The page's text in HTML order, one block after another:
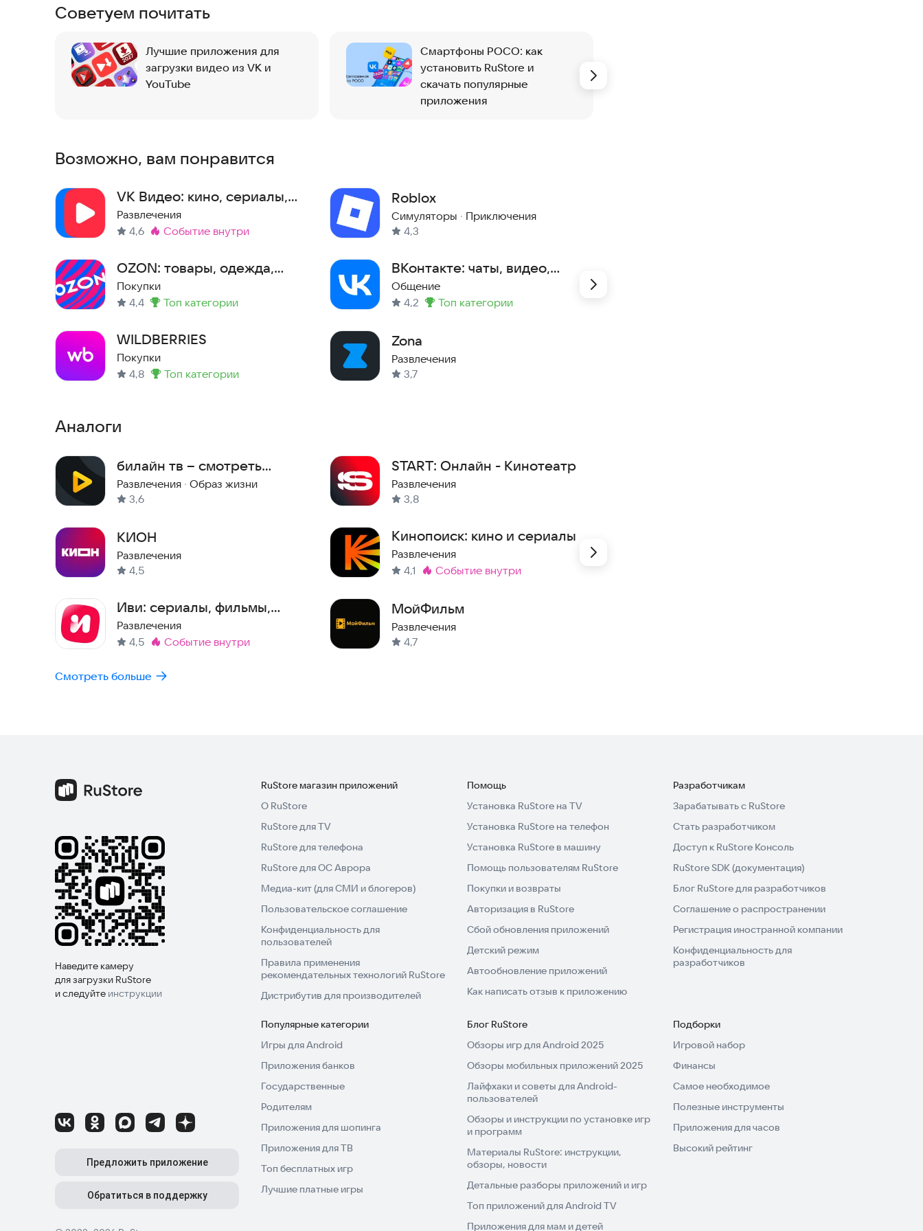
- видео, трансляции и киберспортивные стримы;
- прямые эфиры ТВ-каналов: ТНТ, Пятница, НТВ, ТВ-3, Матч ТВ, 2х2 и других;
- спортивные трансляции;
- свежие подборки контента каждый день;
- мультфильмы, сериалы, детские передачи, шоу и семейные блогеры.
Советуем почитать
Лучшие приложения для
загрузки видео из VK и
YouTube
Смартфоны POCO: как
установить RuStore и
скачать популярные
приложения
Возможно, вам понравится
VK Видео: кино, сериалы,
ТВ, мультфильмы и клипы
Развлечения
4,6
Метка:
событие внутри
OZON: товары, одежда,
билеты
Покупки
4,4
Метка :
топ категории
WILDBERRIES
Покупки
4,8
Метка :
топ категории
Roblox
Симуляторы · Приключения
4,3
ВКонтакте: чаты, видео,
музыка
Общение
4,2
Метка :
топ категории
Zona
Развлечения
3,7
Аналоги
билайн тв – смотреть
онлайн
Развлечения · Образ жизни
3,6
КИОН
Развлечения
4,5
Иви: сериалы, фильмы,
мультики, ТВ и спорт
Развлечения
4,5
Метка:
событие внутри
START: Онлайн - Кинотеатр
Развлечения
3,8
Кинопоиск: кино и сериалы
Развлечения
4,1
Метка:
событие внутри
МойФильм
Развлечения
4,7
Смотреть больше
Наведите камеру
для загрузки RuStore
и следуйте инструкции
Предложить приложение
Обратиться в поддержку
RuStore магазин приложений
О RuStore
RuStore для TV
RuStore для телефона
RuStore для ОС Аврора
Медиа-кит (для СМИ и блогеров)
Пользовательское соглашение
Конфиденциальность для
пользователей
Правила применения
рекомендательных технологий RuStore
Дистрибутив для производителей
Помощь
Установка RuStore на TV
Установка RuStore на телефон
Установка RuStore в машину
Помощь пользователям RuStore
Покупки и возвраты
Авторизация в RuStore
Сбой обновления приложений
Детский режим
Автообновление приложений
Как написать отзыв к приложению
Разработчикам
Зарабатывать с RuStore
Стать разработчиком
Доступ к RuStore Консоль
RuStore SDK (документация)
Блог RuStore для разработчиков
Соглашение о распространении
Регистрация иностранной компании
Конфиденциальность для
разработчиков
Популярные категории
Игры для Android
Приложения банков
Государственные
Родителям
Приложения для шопинга
Приложения для ТВ
Топ бесплатных игр
Лучшие платные игры
Блог RuStore
Обзоры игр для Android 2025
Обзоры мобильных приложений 2025
Лайфхаки и советы для Android-
пользователей
Обзоры и инструкции по установке игр
и программ
Материалы RuStore: инструкции,
обзоры, новости
Детальные разборы приложений и игр
Топ приложений для Android TV
Приложения для мам и детей
Подборки
Игровой набор
Финансы
Самое необходимое
Полезные инструменты
Приложения для часов
Высокий рейтинг